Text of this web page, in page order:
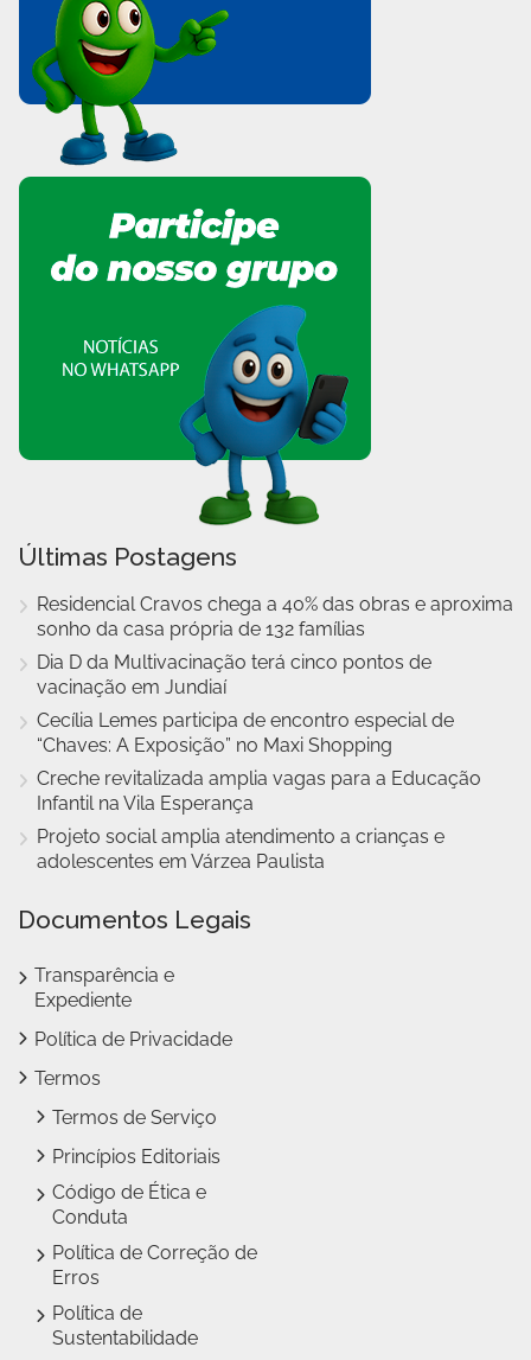
Últimas Postagens
Residencial Cravos chega a 40% das obras e aproxima
sonho da casa própria de 132 famílias
Dia D da Multivacinação terá cinco pontos de
vacinação em Jundiaí
Cecília Lemes participa de encontro especial de
“Chaves: A Exposição” no Maxi Shopping
Creche revitalizada amplia vagas para a Educação
Infantil na Vila Esperança
Projeto social amplia atendimento a crianças e
adolescentes em Várzea Paulista
Documentos Legais
Transparência e
Expediente
Política de Privacidade
Termos
Termos de Serviço
Princípios Editoriais
Código de Ética e
Conduta
Política de Correção de
Erros
Política de
Sustentabilidade